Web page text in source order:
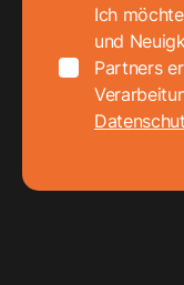
Ich
Ich
und
Partners